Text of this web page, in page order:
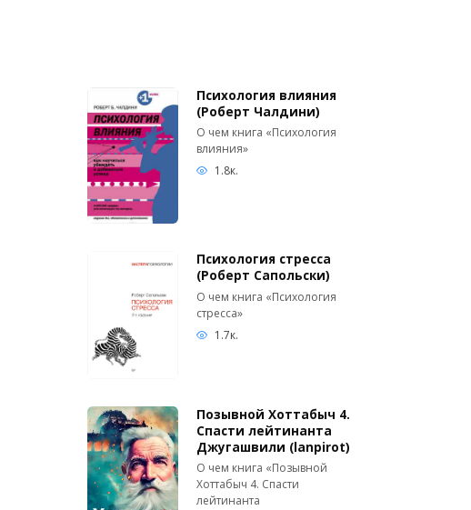
Психология влияния
(Роберт Чалдини)
О чем книга «Психология
влияния»
1.8к.
Психология стресса
(Роберт Сапольски)
О чем книга «Психология
стресса»
1.7к.
Позывной Хоттабыч 4.
Спасти лейтинанта
Джугашвили (lanpirot)
О чем книга «Позывной
Хоттабыч 4. Спасти
лейтинанта